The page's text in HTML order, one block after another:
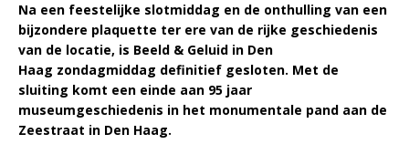
Na een feestelijke slotmiddag en de onthulling van een
bijzondere plaquette ter ere van de rijke geschiedenis
van de locatie, is Beeld & Geluid in Den
Haag zondagmiddag definitief gesloten. Met de
sluiting komt een einde aan 95 jaar
museumgeschiedenis in het monumentale pand aan de
Zeestraat in Den Haag.